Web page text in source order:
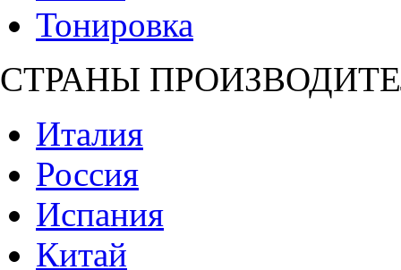
Тонировка
СТРАНЫ
Италия
Россия
Испания
Китай